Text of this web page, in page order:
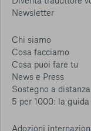
Newsletter
Chi siamo
Cosa facciamo
Cosa puoi fare tu
News e Press
Sostegno a
5 per 1000: la
Adozioni